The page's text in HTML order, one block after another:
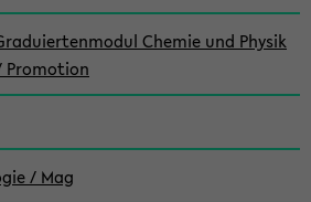
Chemie und Physik
Promotion
/ Mag